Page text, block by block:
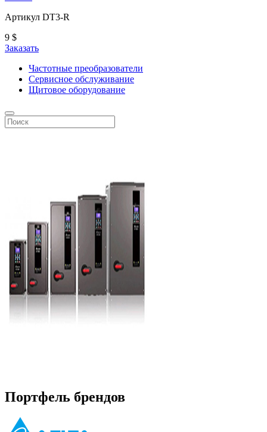
Артикул DT3-R
9 $
Заказать
Частотные преобразователи
Сервисное обслуживание
Щитовое оборудование
Портфель брендов